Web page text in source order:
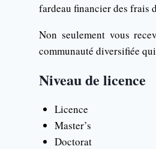
fardeau financier des frais
Non seulement vous
communauté diversifiée
Niveau de licence
Licence
Master’s
Doctorat